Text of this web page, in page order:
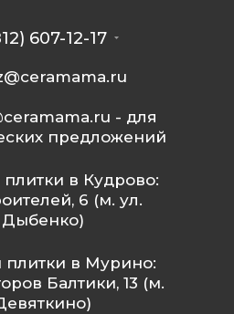
607-12-17
- для
предложений
в Кудрово:
6 (м. ул.
Дыбенко)
плитки в Мурино:
Балтики, 13 (м.